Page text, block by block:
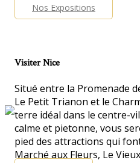
Nos Expositions
Visiter Nice
Situé entre la Promenade
Le Petit Trianon et le
terre idéal dans le centre-
calme et pietonne, vous
pied des attractions qui
Marché aux Fleurs, Le